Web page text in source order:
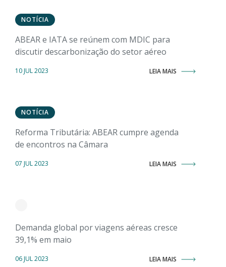
NOTÍCIA
ABEAR e IATA se reúnem com MDIC para
discutir descarbonização do setor aéreo
10 JUL 2023 LEIA MAIS
NOTÍCIA
Reforma Tributária: ABEAR cumpre agenda
de encontros na Câmara
07 JUL 2023 LEIA MAIS
Demanda global por viagens aéreas cresce
39,1% em maio
06 JUL 2023 LEIA MAIS